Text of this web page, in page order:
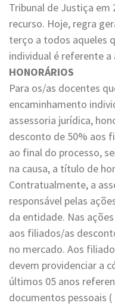
Tribunal de Justiça em
recurso. Hoje, regra
terço a todos aqueles
individual é referente a
HONORÁRIOS
Para os/as docentes
encaminhamento
assessoria jurídica,
desconto de 50% aos
ao final do processo,
na causa, a título de
Contratualmente, a
responsável pelas
da entidade. Nas
aos filiados/as
no mercado. Aos
devem providenciar a
últimos 05 anos
documentos pessoais (